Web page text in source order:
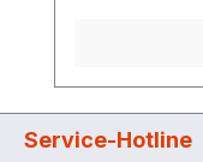
Service-Hotline